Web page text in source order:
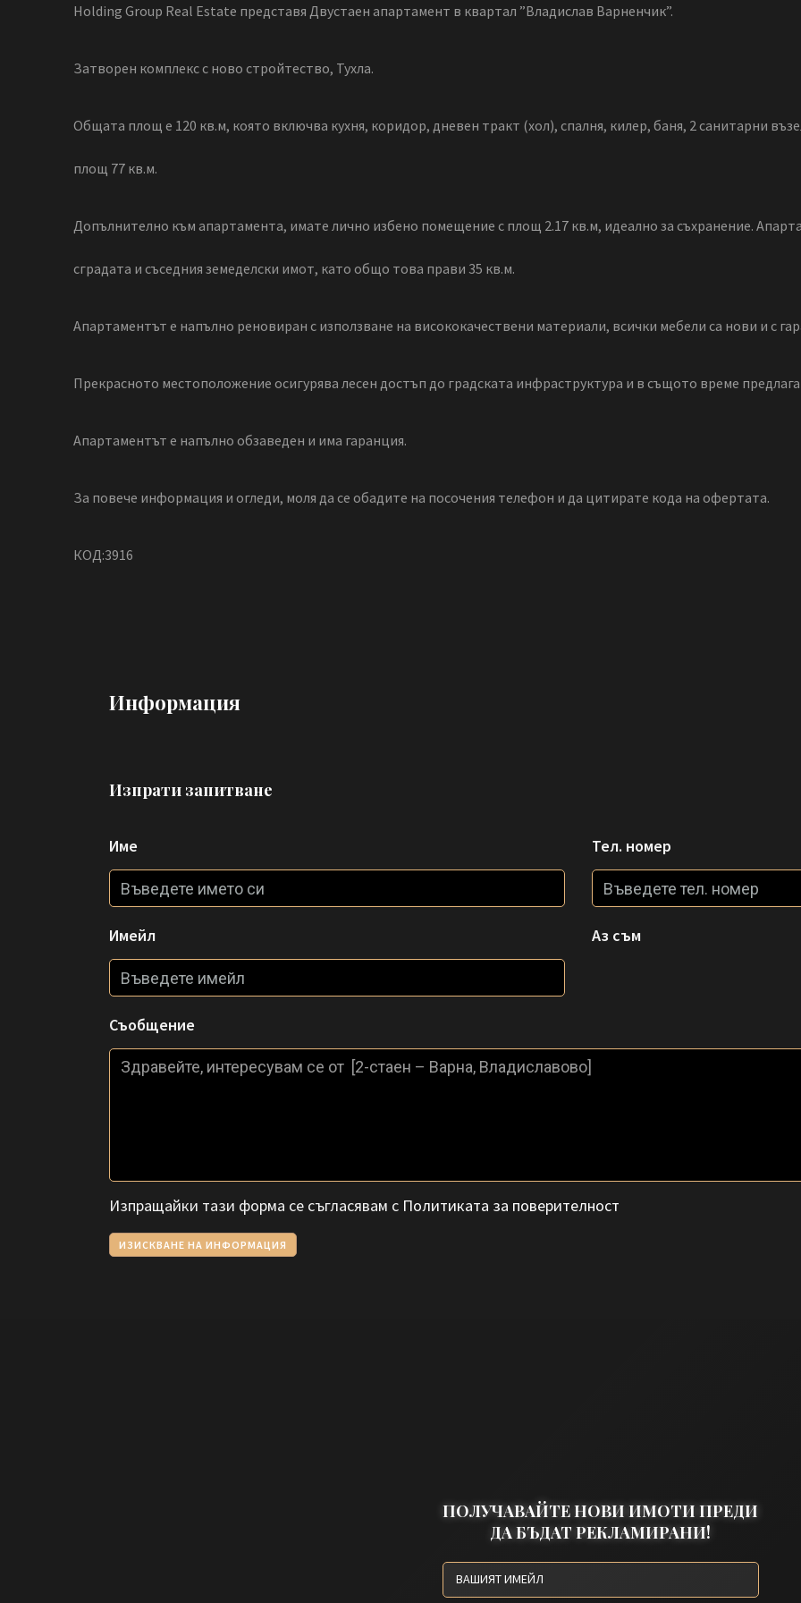
Holding Group Real Estate представя Двустаен апартамент в квартал ”Владислав Варненчик”.
Затворен комплекс с ново стройтество, Тухла.
Общата площ е 120 кв.м, която включва кухня, коридор, дневен тракт (хол), спалня, килер, баня, 2 санитарни
площ 77 кв.м.
Допълнително към апартамента, имате лично избено помещение с площ 2.17 кв.м, идеално за съхранение.
сградата и съседния земеделски имот, като общо това прави 35 кв.м.
Апартаментът е напълно реновиран с използване на висококачествени материали, всички мебели са нови и с
Прекрасното местоположение осигурява лесен достъп до градската инфраструктура и в същото време
Апартаментът е напълно обзаведен и има гаранция.
За повече информация и огледи, моля да се обадите на посочения телефон и да цитирате кода на офертата.
КОД:3916
Информация
Изпрати запитване
Име Тел. номер
Имейл Аз съм
Съобщение
Изпращайки тази форма се съгласявам с Политиката за поверителност
ИЗИСКВАНЕ НА ИНФОРМАЦИЯ
ПОЛУЧАВАЙТЕ НОВИ ИМОТИ ПРЕДИ
ДА БЪДАТ РЕКЛАМИРАНИ!